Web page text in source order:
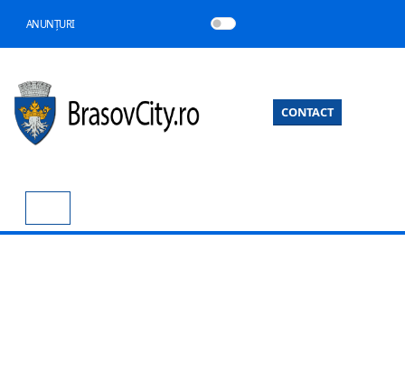
ANUNȚURI
CONTACT